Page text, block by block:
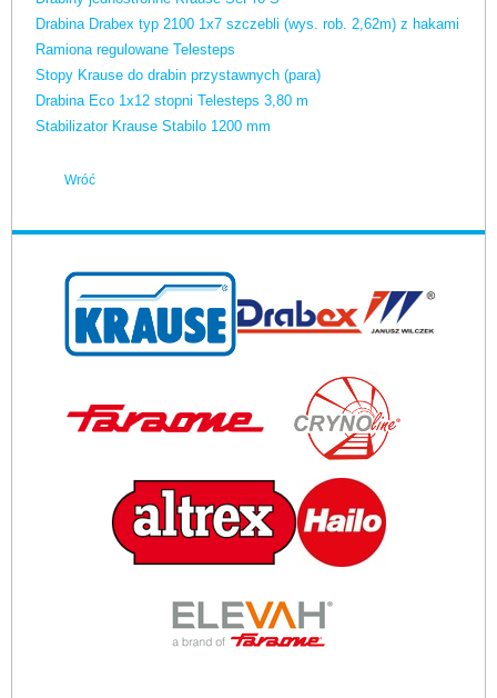
Drabina Drabex typ 2100 1x7 szczebli (wys. rob. 2,62m) z hakami
Ramiona regulowane Telesteps
Stopy Krause do drabin przystawnych (para)
Drabina Eco 1x12 stopni Telesteps 3,80 m
Stabilizator Krause Stabilo 1200 mm
Wróć